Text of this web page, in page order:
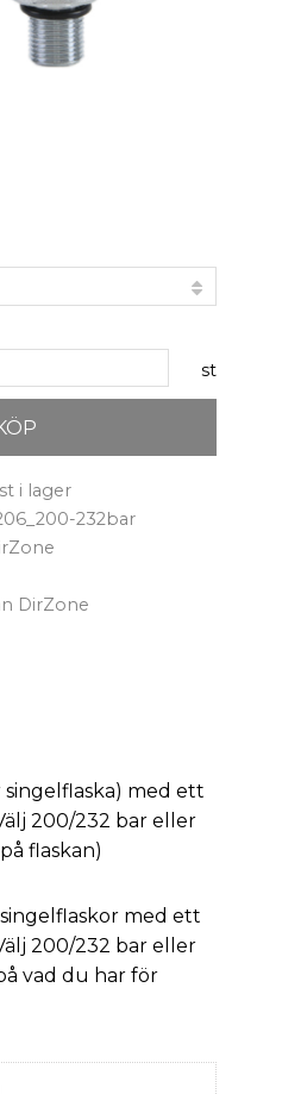
st
i lager
232bar
DirZone
singelflaska) med ett
200/232 bar eller
flaskan)
med ett
200/232 bar eller
vad du har för